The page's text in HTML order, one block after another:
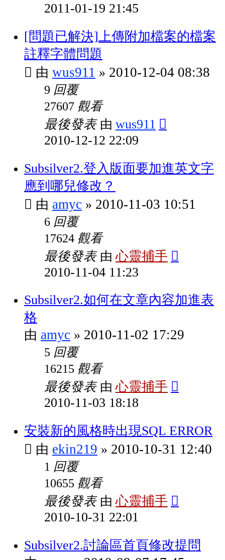
2011-01-19 21:45
[問題已解決]上傳附加檔案的檔案
註釋字體問題
由 wus911 » 2010-12-04 08:38
9 回覆
27607 觀看
最後發表 由 wus911
2010-12-12 22:09
Subsilver2.登入版面要加進英文字
應到哪兒修改？
由 amyc » 2010-11-03 10:51
6 回覆
17624 觀看
最後發表 由心靈捕手
2010-11-04 11:23
Subsilver2.如何在文章內容加進表
格
由 amyc » 2010-11-02 17:29
5 回覆
16215 觀看
最後發表 由心靈捕手
2010-11-03 18:18
安裝新的風格時出現SQL ERROR
由 ekin219 » 2010-10-31 12:40
1 回覆
10655 觀看
最後發表 由心靈捕手
2010-10-31 22:01
Subsilver2.討論區首頁修改提問